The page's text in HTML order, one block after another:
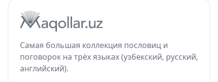
Самая большая коллекция пословиц и
поговорок на трёх языках (узбекский, русский,
английский).